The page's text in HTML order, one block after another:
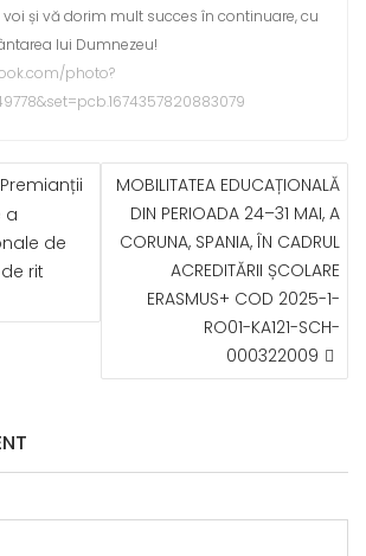
și vă dorim mult succes în continuare, cu
lui Dumnezeu!
photo?
a
de
rit
MOBILITATEA EDUCAȚIONALĂ
DIN PERIOADA 24–31 MAI, A
CORUNA, SPANIA, ÎN CADRUL
ACREDITĂRII ȘCOLARE
ERASMUS+ COD 2025-1-
RO01-KA121-SCH-
000322009